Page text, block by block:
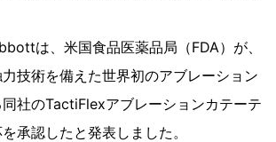
は、米国食品医薬品局（FDA）が、
技術を備えた世界初のアブレーション
社のTactiFlexアブレーションカテーテ
承認したと発表しました。